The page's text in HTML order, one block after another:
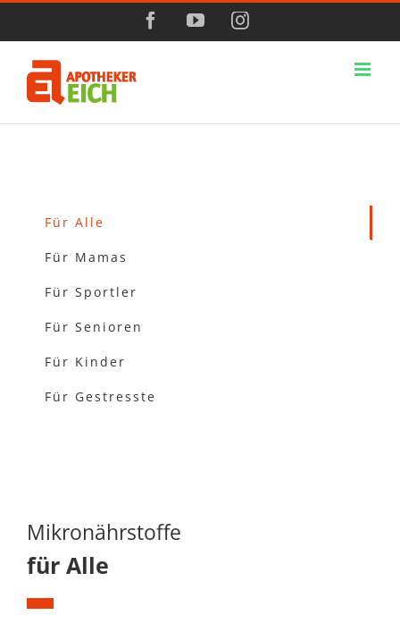
FacebookYouTubeInstagram
Mikronährstoffe
für Alle
Für Alle
Für Mamas
Für Sportler
Für Senioren
Für Kinder
Für Gestresste